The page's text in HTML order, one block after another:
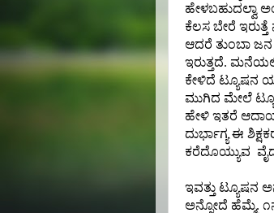
ಹೇಳಬಹುದಲ್ವಾ
ಕೆಲಸ ಬೇರೆ
ಆದರೆ ತುಂಬಾ ಜನ
ಇರುತ್ತದೆ.
ಕೇಳಿದೆ ಟ್ಯೂಷನ
ಮುಗಿದ ಮೇಲೆ
ಹೇಳಿ ಇತರೆ
ದುರ್ಭಾಗ್ಯ ಈ
ಕರೆದೊಯ್ಯುವ
ಇವತ್ತು ಟ್ಯೂಷನ
ಅನ್ನೋದೆ ಹೆಮ್ಮೆ.